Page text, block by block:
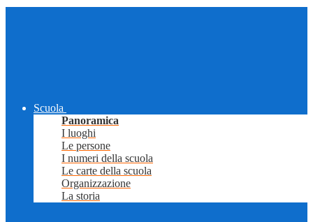
Scuola
Panoramica
I luoghi
Le persone
I numeri della scuola
Le carte della scuola
Organizzazione
La storia